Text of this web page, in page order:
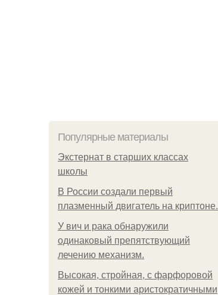
Популярные материалы
Экстернат в старших классах
школы
В России создали первый
плазменный двигатель на криптоне.
У вич и рака обнаружили
одинаковый препятствующий
лечению механизм.
Высокая, стройная, с фарфоровой
кожей и тонкими аристократичными